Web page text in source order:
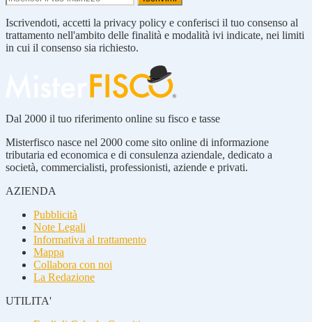
Iscrivendoti, accetti la privacy policy e conferisci il tuo consenso al
trattamento nell'ambito delle finalità e modalità ivi indicate, nei limiti
in cui il consenso sia richiesto.
Dal 2000 il tuo riferimento online su fisco e tasse
Misterfisco nasce nel 2000 come sito online di informazione
tributaria ed economica e di consulenza aziendale, dedicato a
società, commercialisti, professionisti, aziende e privati.
AZIENDA
Pubblicità
Note Legali
Informativa al trattamento
Mappa
Collabora con noi
La Redazione
UTILITA'